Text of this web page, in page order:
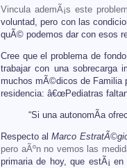
Vincula ademÃ¡s este
voluntad, pero con las
quÃ© podemos dar con esos
Cree que el problema de
trabajar con una sobrecarga
muchos mÃ©dicos de Familia
residencia: â€œPediatras
“Si una autonomÃ­a
Respecto alMarco
pero aÃºn no vemos las
primaria de hoy, que estÃ¡